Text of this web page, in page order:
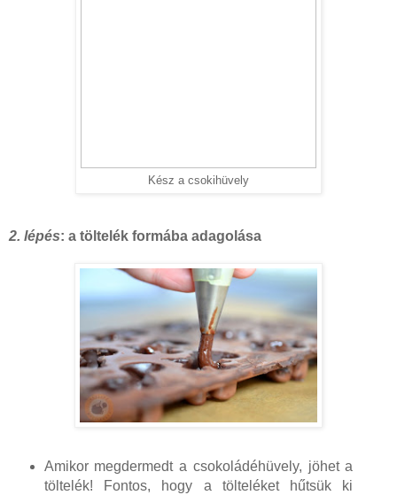
Kész a csokihüvely
2. lépés: a töltelék formába adagolása
Amikor megdermedt a csokoládéhüvely, jöhet a
töltelék! Fontos, hogy a tölteléket hűtsük ki